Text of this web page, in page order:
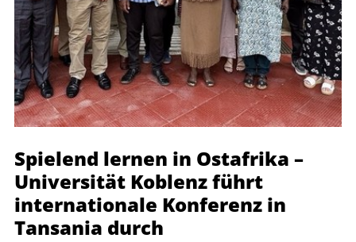
Spielend lernen in Ostafrika –
Universität Koblenz führt
internationale Konferenz in
Tansania durch